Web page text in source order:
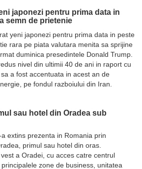
japonezi pentru prima data in
semn de prietenie
yeni japonezi pentru prima data in peste
rara pe piata valutara menita sa sprijine
duminica presedintele Donald Trump.
nivel din ultimii 40 de ani in raport cu
a fost accentuata in acest an de
pe fondul razboiului din Iran.
sau hotel din Oradea sub
extins prezenta in Romania prin
primul sau hotel din oras.
a Oradei, cu acces catre centrul
zone de business, unitatea